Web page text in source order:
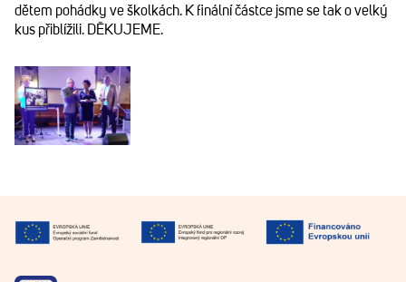
dětem pohádky ve školkách. K finální částce jsme se tak o velký
kus přiblížili. DĚKUJEME.